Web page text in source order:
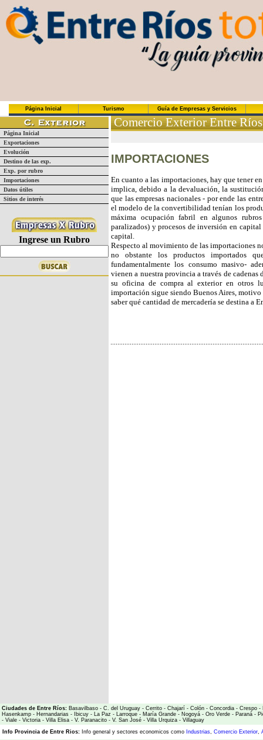
Página Inicial Turismo Guía de Empresas y Servicios
Página Inicial
Exportaciones
Evolución
Destino de las exp.
Exp. por rubro
Importaciones
Datos útiles
Sitios de interés
Ingrese un Rubro
Comercio Exterior Entre Ríos
IMPORTACIONES
En cuanto a las importaciones, hay que tener
implica, debido a la devaluación, la
que las empresas nacionales - por ende las
el modelo de la convertibilidad tenían los
máxima ocupación fabril en algunos
paralizados) y procesos de inversión en
capital.
Respecto al movimiento de las importaciones
no obstante los productos importados
fundamentalmente los consumo masivo-
vienen a nuestra provincia a través de
su oficina de compra al exterior en otros
importación sigue siendo Buenos Aires,
saber qué cantidad de mercadería se destina a
Ciudades de Entre Ríos: Basavilbaso - C. del Uruguay - Cerrito - Chajarí - Colón - Concordia - Crespo -
Hasenkamp - Hernandarias - Ibicuy - La Paz - Larroque - María Grande - Nogoyá - Oro Verde - Paraná -
- Viale - Victoria - Villa Elisa - V. Paranacito - V. San José - Villa Urquiza - Villaguay
Info Provincia de Entre Rios: Info general y sectores economicos como Industrias, Comercio Exterior,